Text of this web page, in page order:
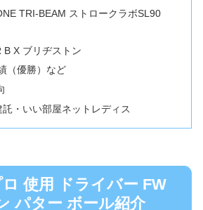
TRI-BEAM ストロークラボSL90
B X ブリヂストン
（優勝）など
・いい部屋ネットレディス
使用 ドライバー FW
パター ボール紹介